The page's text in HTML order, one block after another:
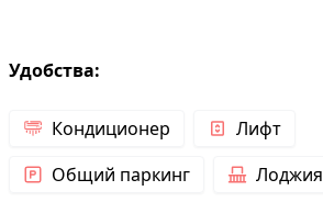
Удобства:
Кондиционер
Лифт
Общий паркинг
Лоджия